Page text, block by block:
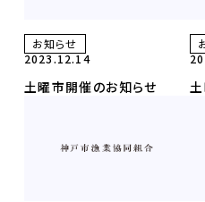
垂水漁港
直売所の
お知らせ
2023.12.14
土曜市開催のお知らせ